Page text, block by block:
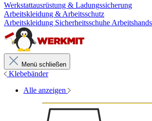
Werkstattausrüstung & Ladungssicherung
Arbeitskleidung & Arbeitsschutz
Arbeitskleidung Sicherheitsschuhe
Menü schließen
Klebebänder
Alle anzeigen